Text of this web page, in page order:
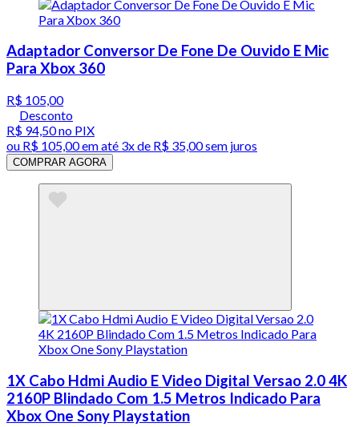
Adaptador Conversor De Fone De Ouvido E Mic
Para Xbox 360
R$ 105,00
Desconto
R$ 94,50no PIX
ou R$ 105,00em até 3x de R$ 35,00 sem juros
COMPRAR AGORA
1X Cabo Hdmi Audio E Video Digital Versao 2.0 4K
2160P Blindado Com 1.5 Metros Indicado Para
Xbox One Sony Playstation